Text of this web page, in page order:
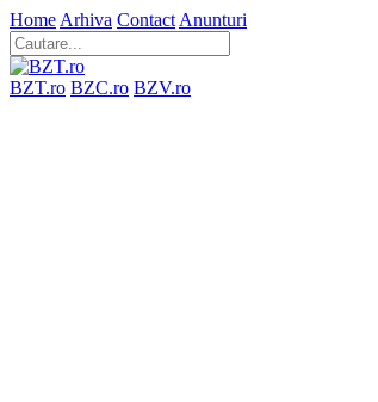
Home Arhiva Contact Anunturi
BZT.ro BZC.ro BZV.ro